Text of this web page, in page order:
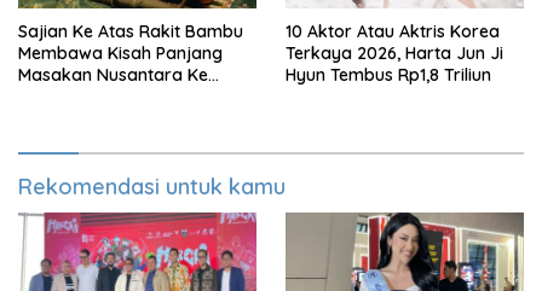
Sajian Ke Atas Rakit Bambu
Membawa Kisah Panjang
Masakan Nusantara Ke
10 Aktor Atau Aktris Korea
Terkaya 2026, Harta Jun Ji
Hyun Tembus Rp1,8 Triliun
Rekomendasi untuk kamu